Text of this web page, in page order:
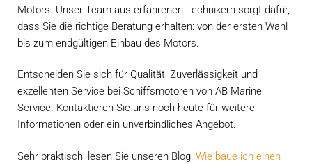
Motors. Unser Team aus erfahrenen Technikern sorgt dafür,
dass Sie die richtige Beratung erhalten: von der ersten Wahl
bis zum endgültigen Einbau des Motors.
Entscheiden Sie sich für Qualität, Zuverlässigkeit und
exzellenten Service bei Schiffsmotoren von AB Marine
Service. Kontaktieren Sie uns noch heute für weitere
Informationen oder ein unverbindliches Angebot.
Sehr praktisch, lesen Sie unseren Blog: Wie baue ich einen